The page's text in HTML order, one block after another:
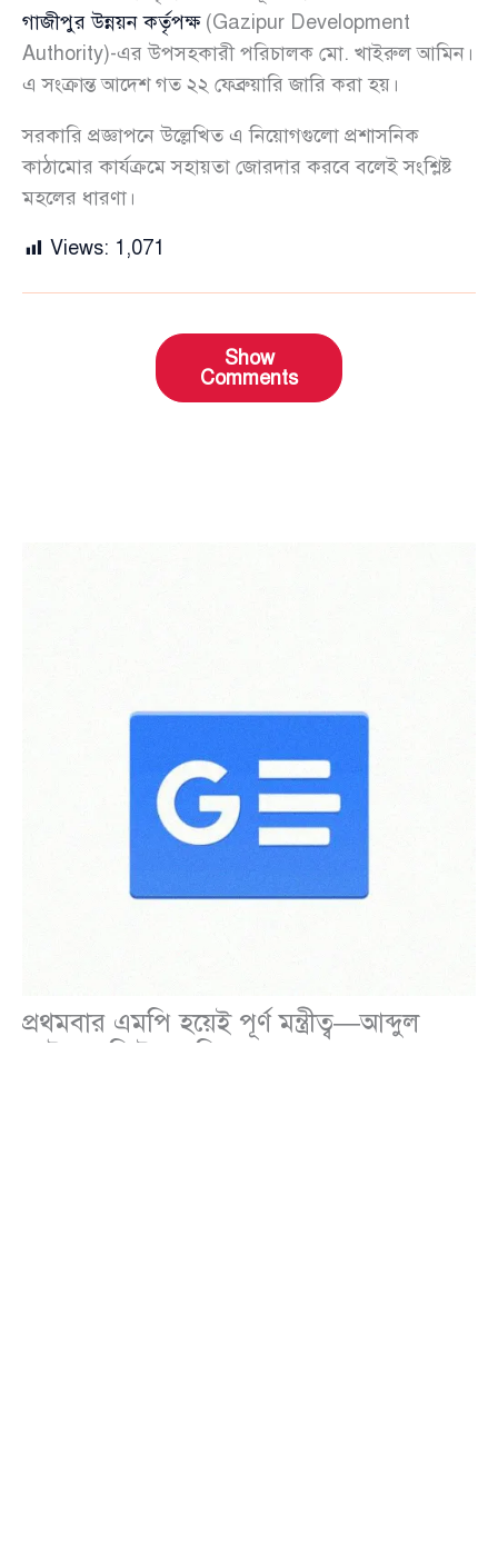
গাজীপুর উন্নয়ন কর্তৃপক্ষ(Gazipur Development
Authority)-এর উপসহকারী পরিচালক মো. খাইরুল আমিন।
এ সংক্রান্ত আদেশ গত ২২ ফেব্রুয়ারি জারি করা হয়।
সরকারি প্রজ্ঞাপনে উল্লেখিত এ নিয়োগগুলো প্রশাসনিক
কাঠামোর কার্যক্রমে সহায়তা জোরদার করবে বলেই সংশ্লিষ্ট
মহলের ধারণা।
Views: 1,071
Show
Comments
প্রথমবার এমপি হয়েই পূর্ণ মন্ত্রীত্ব—আব্দুল
আউয়াল মিন্টুর বাজিমাত